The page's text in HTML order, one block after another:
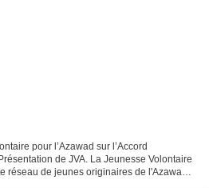
pour l’Azawad sur l’Accord
de JVA. La Jeunesse Volontaire
réseau de jeunes originaires de l'Azawad.